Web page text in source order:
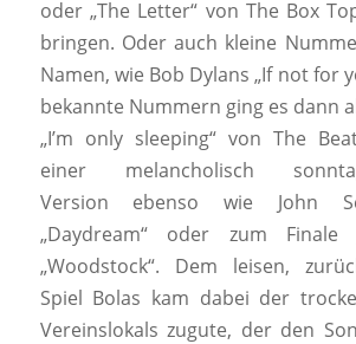
oder „The Letter“ von The Box
bringen. Oder auch kleine
Namen, wie Bob Dylans „If not for
bekannte Nummern ging es dann
„I’m only sleeping“ von The
einer melancholisch
Version ebenso wie John
„Daydream“ oder zum Finale
„Woodstock“. Dem leisen,
Spiel Bolas kam dabei der
Vereinslokals zugute, der den